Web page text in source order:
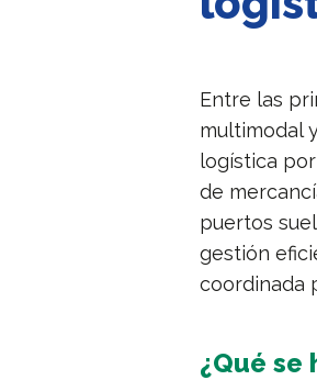
Entre las
multimodal
logística
de
puertos
gestión
coordinada
¿Qué